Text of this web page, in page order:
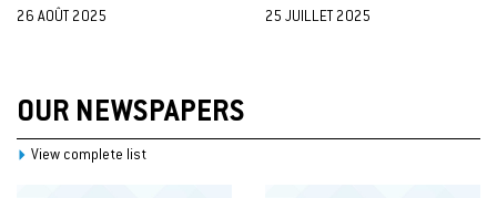
26 AOÛT 2025 25 JUILLET 2025
OUR NEWSPAPERS
View complete list